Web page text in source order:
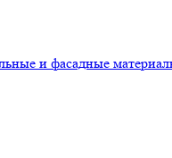
и фасадные